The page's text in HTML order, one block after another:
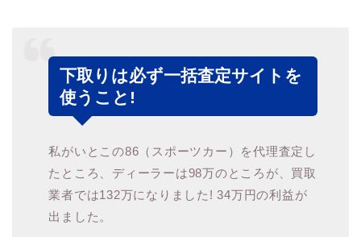
下取りは必ず一括査定サイトを
使うこと!
私がいとこの86（スポーツカー）を代理査定し
たところ、ディーラーは98万のところが、買取
業者では132万になりました! 34万円の利益が
出ました。